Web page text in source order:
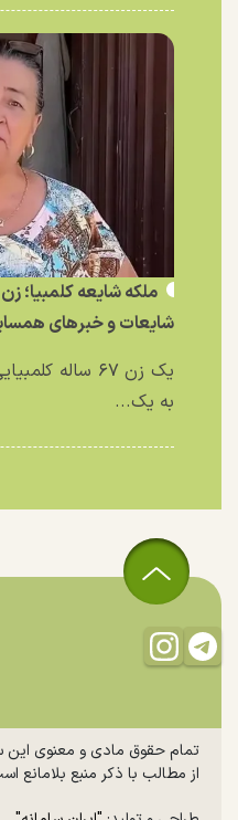
شایعات و خبر‌های
یک زن ۶۷ ساله
به یک...
تمام حقوق مادی و معنوی این
از مطالب با ذکر منبع بلامانع